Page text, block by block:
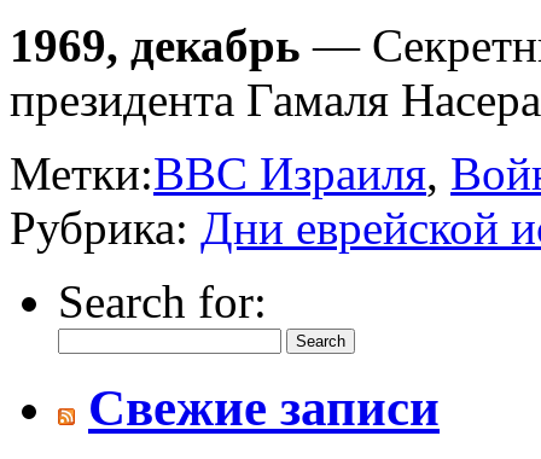
1969, декабрь —
президента Гамаля
Метки:ВВС Израиля,
Рубрика: Дни еврейской
Search for:
Свежие записи